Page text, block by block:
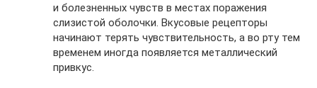
и болезненных чувств в местах поражения
слизистой оболочки. Вкусовые рецепторы
начинают терять чувствительность, а во рту тем
временем иногда появляется металлический
привкус.